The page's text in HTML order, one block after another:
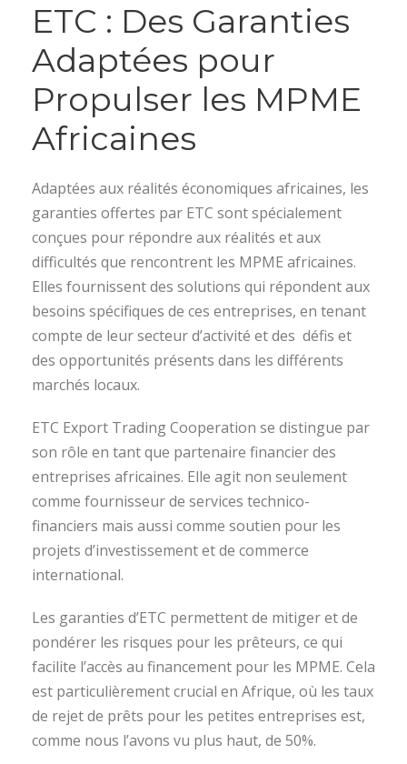
ETC : Des Garanties
Adaptées pour
Propulser les MPME
Africaines
Adaptées aux réalités économiques africaines, les
garanties offertes par ETC sont spécialement
conçues pour répondre aux réalités et aux
difficultés que rencontrent les MPME africaines.
Elles fournissent des solutions qui répondent aux
besoins spécifiques de ces entreprises, en tenant
compte de leur secteur d’activité et des défis et
des opportunités présents dans les différents
marchés locaux.
ETC Export Trading Cooperation se distingue par
son rôle en tant que partenaire financier des
entreprises africaines. Elle agit non seulement
comme fournisseur de services technico-
financiers mais aussi comme soutien pour les
projets d’investissement et de commerce
international.
Les garanties d’ETC permettent de mitiger et de
pondérer les risques pour les prêteurs, ce qui
facilite l’accès au financement pour les MPME. Cela
est particulièrement crucial en Afrique, où les taux
de rejet de prêts pour les petites entreprises est,
comme nous l’avons vu plus haut, de 50%.